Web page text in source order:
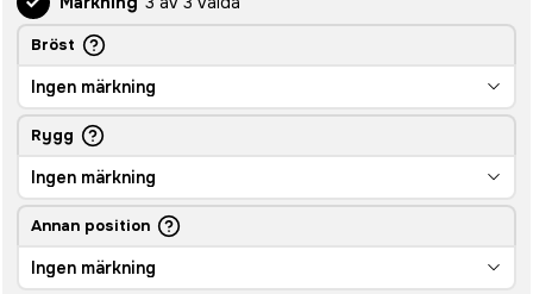
Bröst
Ingen märkning
Rygg
Ingen märkning
Annan position
Ingen märkning